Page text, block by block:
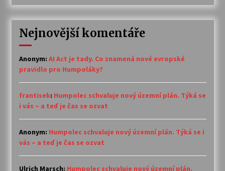
Nejnovější komentáře
Anonym: AI Act je tady. Co znamená nové evropské
pravidlo pro Humpoláky?
frantisek: Humpolec schvaluje nový územní plán. Týká se
i vás – a teď je čas se ozvat
Anonym: Humpolec schvaluje nový územní plán. Týká se i
vás – a teď je čas se ozvat
Ulrich Marsch: Humpolec schvaluje nový územní plán.